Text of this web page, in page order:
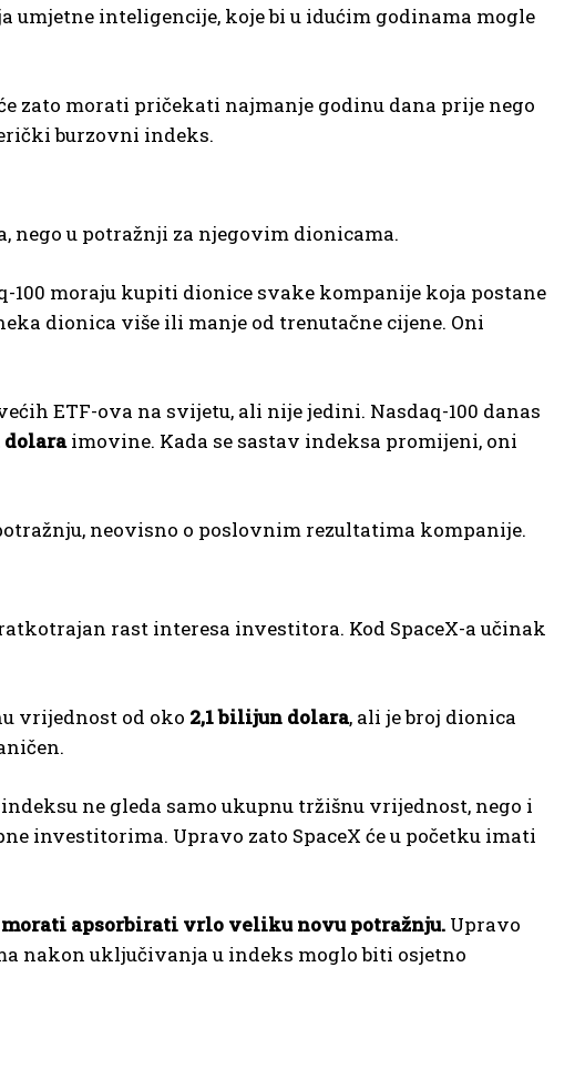
umjetne inteligencije, koje bi u idućim godinama mogle
zato morati pričekati najmanje godinu dana prije nego
burzovni indeks.
nego u potražnji za njegovim dionicama.
moraju kupiti dionice svake kompanije koja postane
dionica više ili manje od trenutačne cijene. Oni
ETF-ova na svijetu, ali nije jedini. Nasdaq-100 danas
imovine. Kada se sastav indeksa promijeni, oni
neovisno o poslovnim rezultatima kompanije.
rast interesa investitora. Kod SpaceX-a učinak
vrijednost od oko 2,1 bilijun dolara, ali je broj dionica
ne gleda samo ukupnu tržišnu vrijednost, nego i
investitorima. Upravo zato SpaceX će u početku imati
apsorbirati vrlo veliku novu potražnju. Upravo
nakon uključivanja u indeks moglo biti osjetno